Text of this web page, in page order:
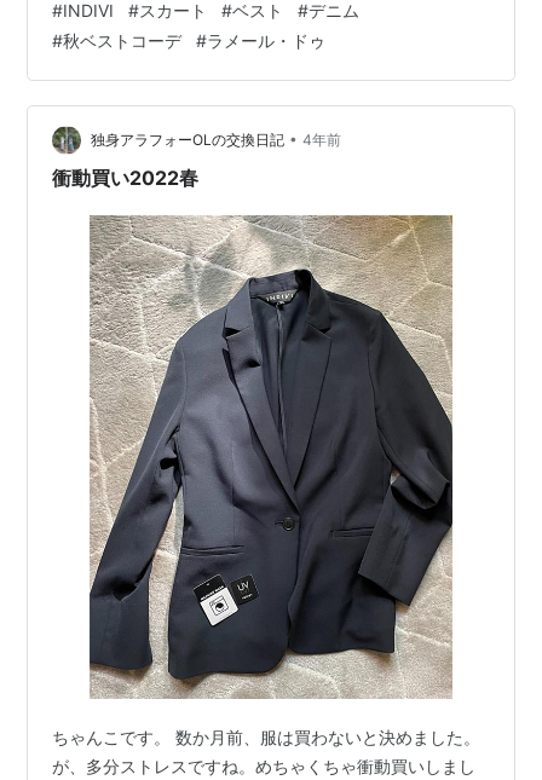
#INDIVI #スカート #ベスト #デニム
#秋ベストコーデ #ラメール・ドゥ
独身アラフォーOLの交換日記 • 4年前
衝動買い2022春
ちゃんこです。 数か月前、服は買わないと決めました。
が、多分ストレスですね。めちゃくちゃ衝動買いしまし